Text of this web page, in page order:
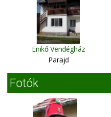
Enikő Vendégház
Parajd
Fotók